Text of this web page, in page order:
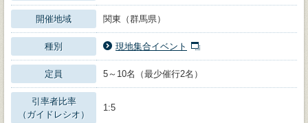
開催地域 関東（群馬県）
種別 現地集合イベント
定員 5～10名（最少催行2名）
引率者比率
（ガイドレシオ）
1:5